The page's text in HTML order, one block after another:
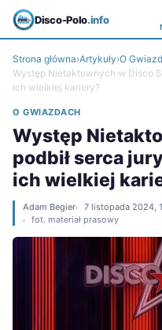
Disco-Polo.info
Strona główna›Artykuły›O
Występ Nietaktownych w Disco
ich wielkiej kariery?
O GWIAZDACH
Występ
podbił serca
ich wielkiej
Adam Begier 7 listopada 2024,
fot. materiał prasowy